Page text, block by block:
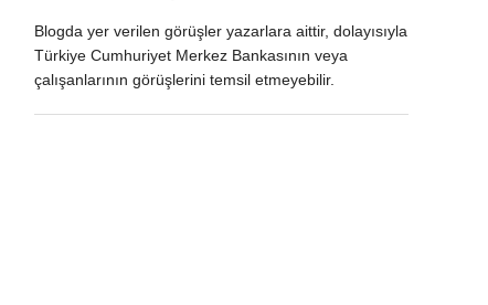
Blogda yer verilen görüşler yazarlara aittir, dolayısıyla
Türkiye Cumhuriyet Merkez Bankasının veya
çalışanlarının görüşlerini temsil etmeyebilir.